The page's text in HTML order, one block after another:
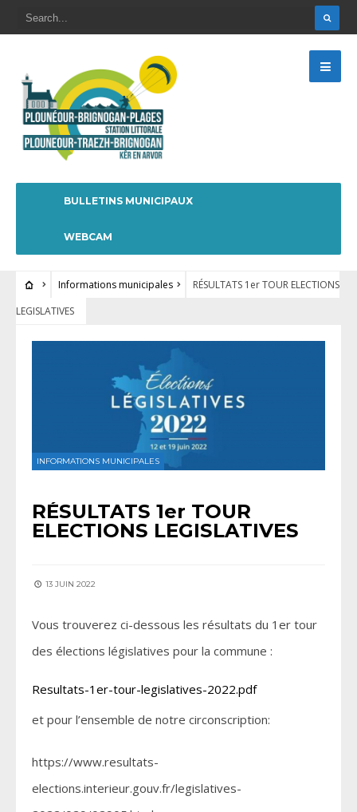
BULLETINS MUNICIPAUX
WEBCAM
Informations municipales
RÉSULTATS 1er TOUR ELECTIONS
LEGISLATIVES
INFORMATIONS MUNICIPALES
RÉSULTATS 1er TOUR
ELECTIONS LEGISLATIVES
13 JUIN 2022
Vous trouverez ci-dessous les résultats du 1er tour
des élections législatives pour la commune :
Resultats-1er-tour-legislatives-2022.pdf
et pour l’ensemble de notre circonscription:
https://www.resultats-
elections.interieur.gouv.fr/legislatives-